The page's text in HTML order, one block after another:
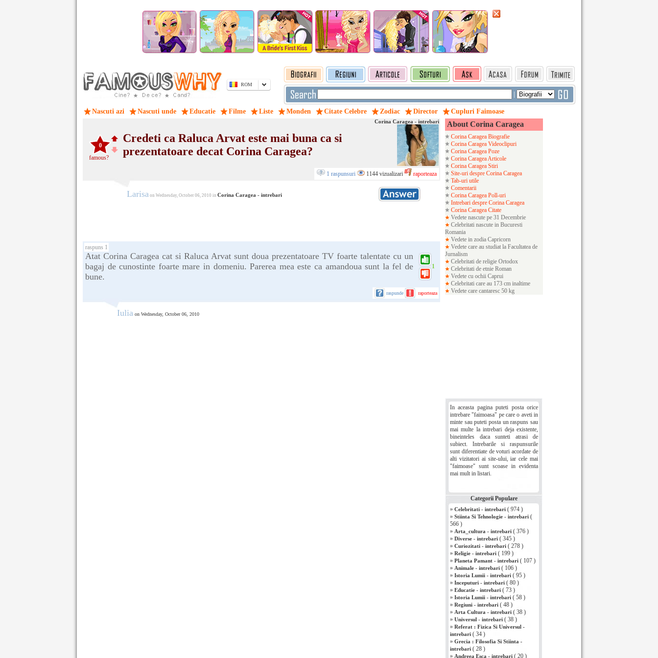
ROM
|
Nascuti azi Nascuti unde Educatie Filme Liste Monden Citate Celebre Zodiac Director Cupluri Faimoase
0
famous?
Corina Caragea - intrebari
Credeti ca Raluca Arvat este mai buna ca si
prezentatoare decat Corina Caragea?
1 raspunsuri 1144 vizualizari raporteaza
Larisa on Wednesday, October 06, 2010 in Corina Caragea - intrebari
raspuns 1
Atat Corina Caragea cat si Raluca Arvat sunt doua prezentatoare TV foarte talentate cu un
bagaj de cunostinte foarte mare in domeniu. Parerea mea este ca amandoua sunt la fel de
bune.
1
raspunde raporteaza
Iulia on Wednesday, October 06, 2010
About Corina Caragea
Corina Caragea Biografie
Corina Caragea Videoclipuri
Corina Caragea Poze
Corina Caragea Articole
Corina Caragea Stiri
Site-uri despre Corina Caragea
Tab-uri utile
Comentarii
Corina Caragea Poll-uri
Intrebari despre Corina Caragea
Corina Caragea Citate
Vedete nascute pe 31 Decembrie
Celebritati nascute in Bucuresti
Romania
Vedete in zodia Capricorn
Vedete care au studiat la Facultatea de
Jurnalism
Celebritati de religie Ortodox
Celebritati de etnie Roman
Vedete cu ochii Caprui
Celebritati care au 173 cm inaltime
Vedete care cantaresc 50 kg
In aceasta pagina puteti posta orice
intrebare "faimoasa" pe care o aveti in
minte sau puteti posta un raspuns sau
mai multe la intrebari deja existente,
bineinteles daca sunteti atrasi de
subiect. Intrebarile si raspunsurile
sunt diferentiate de voturi acordate de
alti vizitatori ai site-ului, iar cele mai
"faimoase" sunt scoase in evidenta
mai mult in listari.
Categorii Populare
» Celebritati - intrebari ( 974 )
» Stiinta Si Tehnologie - intrebari (
566 )
» Arta_cultura - intrebari ( 376 )
» Diverse - intrebari ( 345 )
» Curiozitati - intrebari ( 278 )
» Religie - intrebari ( 199 )
» Planeta Pamant - intrebari ( 107 )
» Animale - intrebari ( 106 )
» Istoria Lumii - intrebari ( 95 )
» Inceputuri - intrebari ( 80 )
» Educatie - intrebari ( 73 )
» Istoria Lumii - intrebari ( 58 )
» Regiuni - intrebari ( 48 )
» Arta Cultura - intrebari ( 38 )
» Universul - intrebari ( 38 )
» Referat : Fizica Si Universul -
intrebari ( 34 )
» Grecia : Filosofia Si Stiinta -
intrebari ( 28 )
» Andreea Esca - intrebari ( 20 )